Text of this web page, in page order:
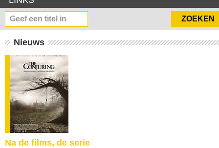
Nieuws
Na de films, de serie